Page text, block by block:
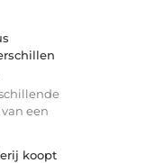
een
koopt